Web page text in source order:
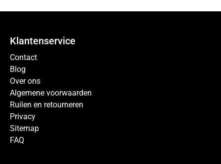
Klantenservice
Contact
Blog
Over ons
Algemene voorwaarden
Ruilen en retourneren
Privacy
Sitemap
FAQ